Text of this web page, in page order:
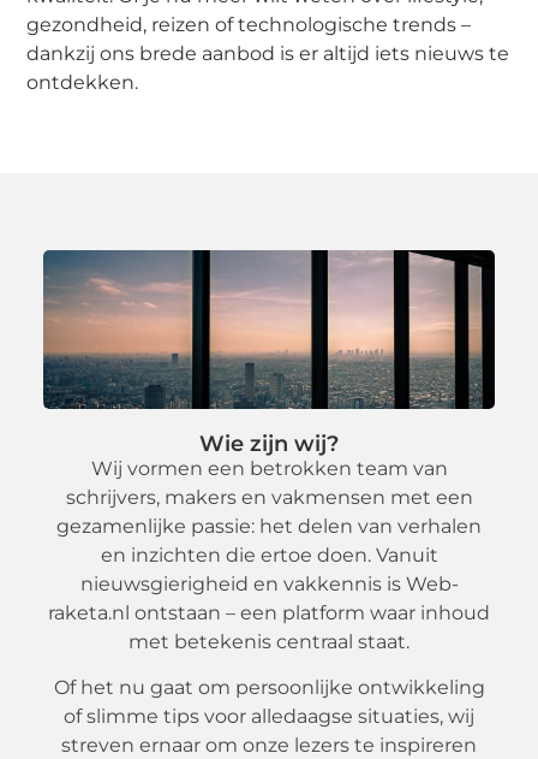
gezondheid, reizen of technologische trends –
dankzij ons brede aanbod is er altijd iets nieuws te
ontdekken.
Wie zijn wij?
Wij vormen een betrokken team van
schrijvers, makers en vakmensen met een
gezamenlijke passie: het delen van verhalen
en inzichten die ertoe doen. Vanuit
nieuwsgierigheid en vakkennis is Web-
raketa.nl ontstaan – een platform waar inhoud
met betekenis centraal staat.
Of het nu gaat om persoonlijke ontwikkeling
of slimme tips voor alledaagse situaties, wij
streven ernaar om onze lezers te inspireren